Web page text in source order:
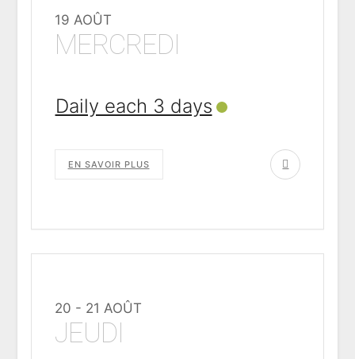
19 AOÛT
MERCREDI
Daily each 3 days
EN SAVOIR PLUS
20 - 21 AOÛT
JEUDI